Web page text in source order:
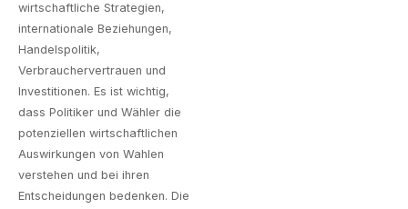
wirtschaftliche Strategien,
internationale Beziehungen,
Handelspolitik,
Verbrauchervertrauen und
Investitionen. Es ist wichtig,
dass Politiker und Wähler die
potenziellen wirtschaftlichen
Auswirkungen von Wahlen
verstehen und bei ihren
Entscheidungen bedenken. Die